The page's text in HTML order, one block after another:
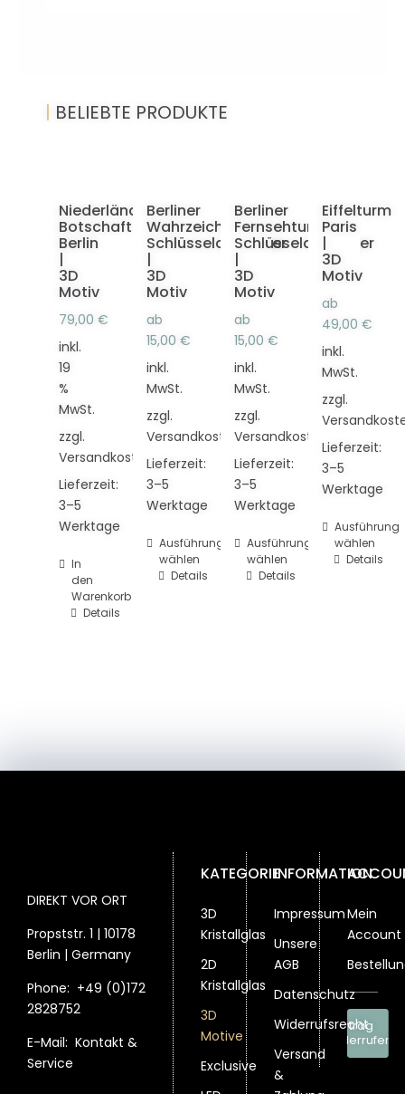
| BELIEBTE PRODUKTE
Niederländische
Botschaft
Berlin
|
3D
Motiv
79,00 €
inkl.
19
%
MwSt.
zzgl.
Versandkosten
Lieferzeit:
3–5
Werktage
In
den
Warenkorb
Details
Berliner
Wahrzeichen
Schlüsselanhänger
|
3D
Motiv
ab
15,00 €
inkl.
MwSt.
zzgl.
Versandkosten
Lieferzeit:
3–5
Werktage
Ausführung
wählen
Dieses
Produkt
weist
Produktseite
Details
Berliner
Fernsehturm
Schlüsselanhänger
|
3D
Motiv
ab
15,00 €
inkl.
MwSt.
zzgl.
Versandkosten
Lieferzeit:
3–5
Werktage
Ausführung
wählen
Dieses
Produkt
weist
Produktseite
Details
Eiffelturm
Paris
|
3D
Motiv
ab
49,00 €
inkl.
MwSt.
zzgl.
Lieferzeit:
3–5
Werktage
Ausführung
wählen
Dieses
Produkt
weist
Details
DIREKT VOR ORT
Propststr. 1 | 10178
Berlin | Germany
Phone: +49 (0)172
2828752
E-Mail: Kontakt &
Service
KATEGORIE
3D
Kristallglas
2D
Kristallglas
3D
Motive
Exclusive
INFORMATION
Impressum
Unsere
AGB
Datenschutz
Widerrufsrecht
Versand
&
Mein
Account
Vertrag
widerrufen